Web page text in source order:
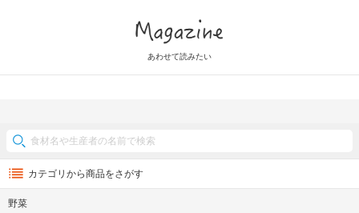
あわせて読みたい
カテゴリから商品をさがす
野菜